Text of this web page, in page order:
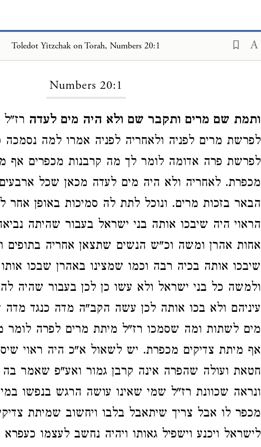
Toledot Yitzchak on Torah, Numbers 20:1
Numbers 20:1
ותמת שם מרים ותקבר שם ולא היה מים לעדה רז"ל
לפרשת מרים לפניה ולאחריה לפניה אמרו למה
לפרשת פרה אדומה לומר לך מה קרבנות מכפרים אף
מכפרת. לאחריה ולא היה מים לעדה מכאן שכל
הבאר בזכות מרים. ונוכל לתת לה סמיכות באופן אחר
הראוי היה שיבכו אותה בני ישראל בעבור שהיתה
אחות אהרן ומשה וכ"ש הנשים שתצאן אחריה בתופים
שיבכו אותה בכיה רבה וכמו שמצינו באהרן שבכו
ולמשה כל בני ישראל ולא עשו כן לכן בעבור שהיה
עיניהם ולא בכו אותה לכן עשה הקב"ה מדה כנגד
מים לשתות ומה שסמכו רז"ל מיתת מרים לפרה לומר
אף מיתת צדיקים מכפרת. יש לשאול א"כ היה ראוי
חטאת ועולה שהפרה אינה קרבן גמור ואע"פ שאמר
ונראה שכוונת רז"ל שמי שאינו עושה הרגש בנפשו
מכפר לו אבל צריך שיתאבל בלבו ויחשוב שמיתת
לישראל ויכנע וישפיל גאותו ויהיה נחשב לעצמו